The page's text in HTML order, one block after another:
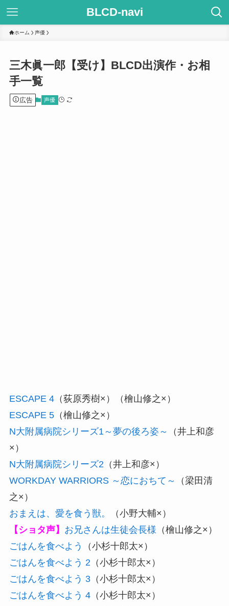
BLCD-navi
ホーム 声優
三木眞一郎【受け】BLCD出演作・お相
手一覧
広告 声優
ESCAPE 4（荻原秀樹×）（檜山修之×）
ESCAPE 5（檜山修之×）
N大附属病院シリーズ1～夢の後ろ姿～
（井上和彦
×）
N大附属病院シリーズ2（井上和彦×）
WORKDAY WARRIORS ～恋におちて～
（梁田清
之×）
おまえは、愛を食う獣。
（小野大輔×）
【ショタ声】 お兄さんは生徒会長様 （檜山修之×）
ごはんを食べよう
（小杉十郎太×）
ごはんを食べよう 2（小杉十郎太×）
ごはんを食べよう 3（小杉十郎太×）
ごはんを食べよう 4（小杉十郎太×）